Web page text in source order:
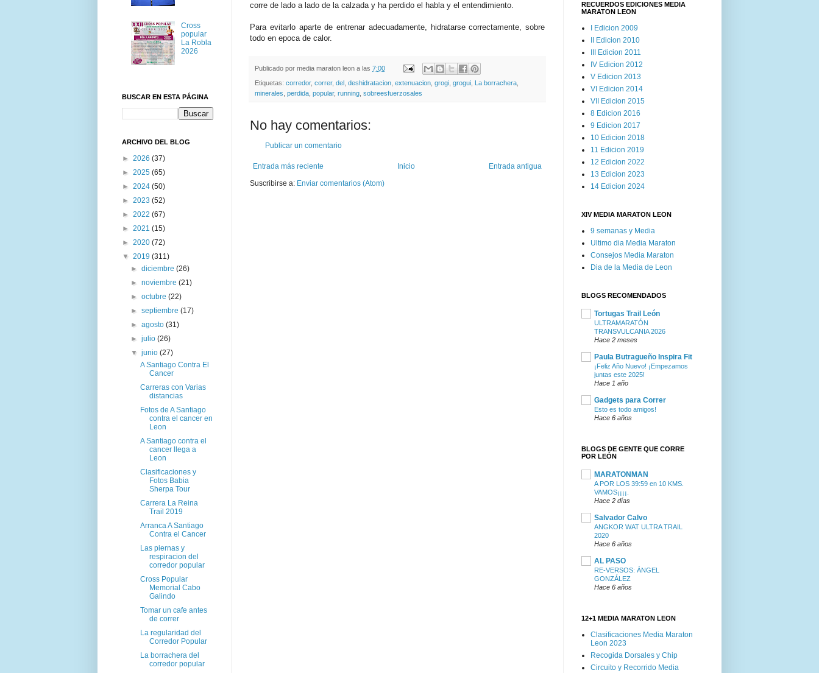
corre de lado a lado de la calzada y ha perdido el habla y el entendimiento.
Para evitarlo aparte de entrenar adecuadamente, hidratarse correctamente, sobre
todo en epoca de calor.
Publicado por media maraton leon a las 7:00
Etiquetas: corredor, correr, del deshidratacion extenuacion grogi grogui La borrachera
minerales perdida popular, running sobreesfuerzosales
No hay comentarios:
Publicar un comentario
Entrada más reciente Entrada antigua
Inicio
Suscribirse a: Enviar comentarios (Atom)
Cross
popular
La Robla
2026
BUSCAR EN ESTA PÁGINA
ARCHIVO DEL BLOG
► 2026 (37)
► 2025 (65)
► 2024 (50)
► 2023 (52)
► 2022 (67)
► 2021 (15)
► 2020 (72)
▼ 2019 (311)
►diciembre(26)
►noviembre(21)
►octubre(22)
►septiembre(17)
►agosto(31)
►julio(26)
▼junio(27)
A Santiago Contra El
Cancer
Carreras con Varias
distancias
Fotos de A Santiago
contra el cancer en
Leon
A Santiago contra el
cancer llega a
Leon
Clasificaciones y
Fotos Babia
Sherpa Tour
Carrera La Reina
Trail 2019
Arranca A Santiago
Contra el Cancer
Las piernas y
respiracion del
corredor popular
Cross Popular
Memorial Cabo
Galindo
Tomar un cafe antes
de correr
La regularidad del
Corredor Popular
La borrachera del
corredor popular
RECUERDOS EDICIONES MEDIA
MARATON LEON
I Edicion 2009
II Edicion 2010
III Edicion 2011
IV Edicion 2012
V Edicion 2013
VI Edicion 2014
VII Edicion 2015
8 Edicion 2016
9 Edicion 2017
10 Edicion 2018
11 Edicion 2019
12 Edicion 2022
13 Edicion 2023
14 Edicion 2024
XIV MEDIA MARATON LEON
9 semanas y Media
Ultimo dia Media Maraton
Consejos Media Maraton
Dia de la Media de Leon
BLOGS RECOMENDADOS
Tortugas Trail León
ULTRAMARATÓN
TRANSVULCANIA 2026
Hace 2 meses
Paula Butragueño Inspira Fit
¡Feliz Año Nuevo! ¡Empezamos
juntas este 2025!
Hace 1 año
Gadgets para Correr
Esto es todo amigos!
Hace 6 años
BLOGS DE GENTE QUE CORRE
POR LEÓN
MARATONMAN
A POR LOS 39:59 en 10 KMS.
VAMOS¡¡¡¡.
Hace 2 días
Salvador Calvo
ANGKOR WAT ULTRA TRAIL
2020
Hace 6 años
AL PASO
RE-VERSOS: ÁNGEL
GONZÁLEZ
Hace 6 años
12+1 MEDIA MARATON LEON
Clasificaciones Media Maraton
Leon 2023
Recogida Dorsales y Chip
Circuito y Recorrido Media